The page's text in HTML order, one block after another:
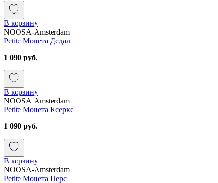
В корзину
NOOSA-Amsterdam
Petite Монета Дедал
1 090 руб.
В корзину
NOOSA-Amsterdam
Petite Монета Ксеркс
1 090 руб.
В корзину
NOOSA-Amsterdam
Petite Монета Перс